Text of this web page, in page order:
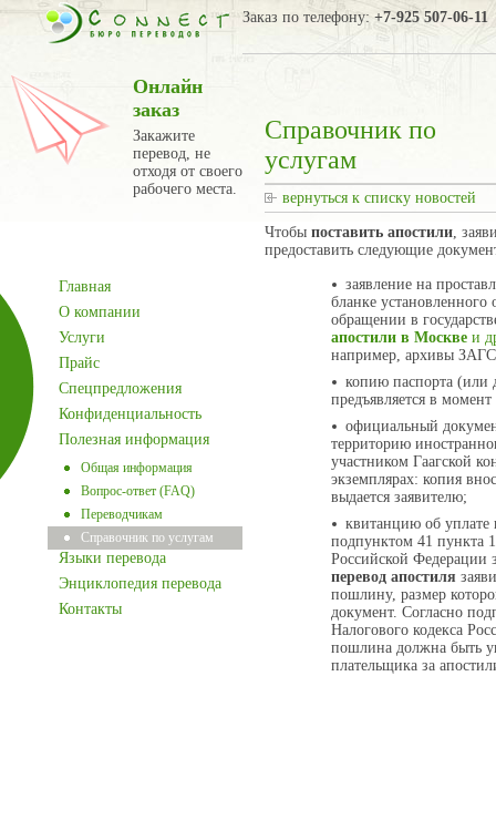
Заказ по телефону: +7-925 507-06-11
Онлайн
заказ
Закажите
перевод, не
отходя от своего
рабочего места.
Главная
О компании
Услуги
Прайс
Спецпредложения
Конфиденциальность
Полезная информация
Общая информация
Вопрос-ответ (FAQ)
Переводчикам
Справочник по услугам
Языки перевода
Энциклопедия перевода
Контакты
Справочник по
услугам
вернуться к списку новостей
Чтобы поставить апостили,
предоставить следующие
заявление на
бланке установленного
обращении в
апостили в Москве и
например, архивы
копию паспорта (или
предъявляется в
официальный
территорию
участником Гаагской
экземплярах: копия
выдается заявителю;
квитанцию об
подпунктом 41 пункта
Российской Федерации
перевод апостиля
пошлину, размер
документ. Согласно
Налогового кодекса
пошлина должна быть
плательщика за